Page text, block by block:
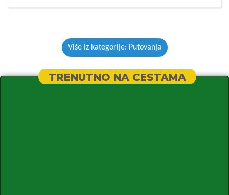
Više iz kategorije: Putovanja
TRENUTNO NA CESTAMA